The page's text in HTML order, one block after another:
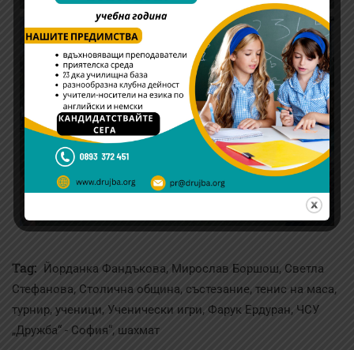
Tag: Йорданка Фандъкова, Мирослав Боршош, Светла
Стефанова, Столична община, състезание, тенис на маса,
турнир, ученици, Ученически игри, Фарук Ердуран, ЧСУ
„Дружба“ - София“, шахмат